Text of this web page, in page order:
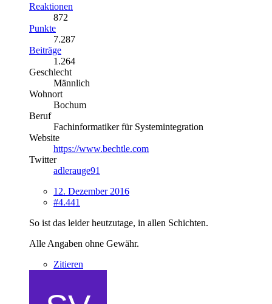
Reaktionen
872
Punkte
7.287
Beiträge
1.264
Geschlecht
Männlich
Wohnort
Bochum
Beruf
Fachinformatiker für Systemintegration
Website
https://www.bechtle.com
Twitter
adlerauge91
12. Dezember 2016
#4.441
So ist das leider heutzutage, in allen Schichten.
Alle Angaben ohne Gewähr.
Zitieren